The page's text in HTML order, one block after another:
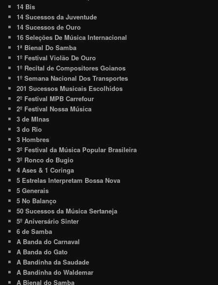
14 Bis
14 Sucessos da Juventude
14 Sucessos de Ouro
16 Seleções De Música Internacional
1ª Bienal Do Samba
1º Festival Violão De Ouro
1º Recital de Compositores Goianos
1º Semana Nacional Dos Transportes
201 Sucessos Musicais Escolhidos
2º Festival MPB Carrefour
2º Festival Nossa Música
3 de MInas
3 do Rio
3 Hombres
3º Festival da Música Popular Brasileira
3º Ronco do Bugio
4 Ases & 1 Coringa
5 Estrelas Interpretam Bossa Nova
5 Generais
5 No Balanço
50 Sucessos da Música Sertaneja
5º Aniversário Sinter
6 de Samba
A Banda do Carnaval
A Banda do Gato
A Bandinha da Saudade
A Bandinha do Waldemar
A Bienal do Samba